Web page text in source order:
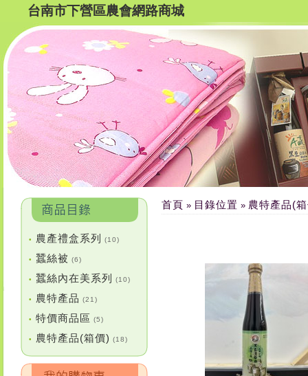
台南市下營區農會網路商城
• 農產禮盒系列 (10)
• 蠶絲被 (6)
• 蠶絲內在美系列 (10)
• 農特產品 (21)
• 特價商品區 (5)
• 農特產品(箱價) (18)
首頁 » 目錄位置 » 農特產品(